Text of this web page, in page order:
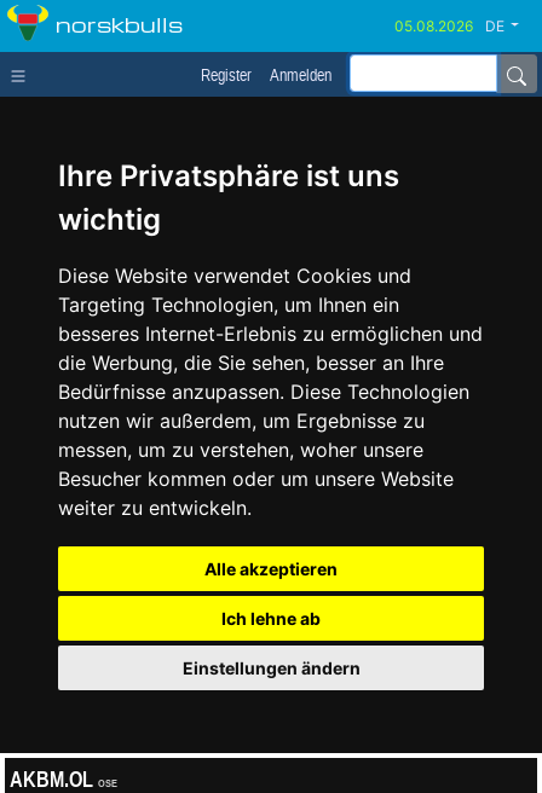
Ihre Privatsphäre ist uns
wichtig
Diese Website verwendet Cookies und
Targeting Technologien, um Ihnen ein
besseres Internet-Erlebnis zu ermöglichen und
die Werbung, die Sie sehen, besser an Ihre
Bedürfnisse anzupassen. Diese Technologien
nutzen wir außerdem, um Ergebnisse zu
messen, um zu verstehen, woher unsere
Besucher kommen oder um unsere Website
weiter zu entwickeln.
Alle akzeptieren
Ich lehne ab
Einstellungen ändern
norskbulls DE
Register Anmelden
AKBM.OL OSE